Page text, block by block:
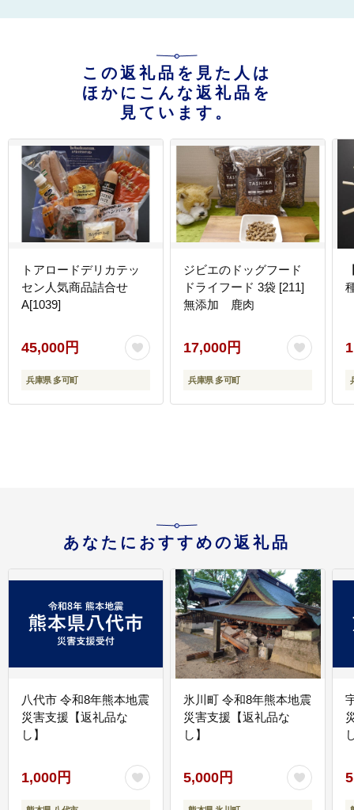
この返礼品を見た人は
ほかにこんな返礼品を
見ています。
トアロードデリカテッ
セン人気商品詰合せ
A[1039]
45,000円
兵庫県 多可町
ジビエのドッグフード
ドライフード 3袋 [211]
無添加 鹿肉
17,000円
兵庫県 多可町
あなたにおすすめの返礼品
八代市 令和8年熊本地震
災害支援【返礼品な
し】
1,000円
氷川町 令和8年熊本地震
災害支援【返礼品な
し】
5,000円